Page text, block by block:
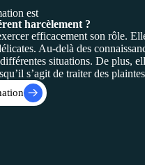
est
harcèlement ?
efficacement son rôle.
Au-delà des
situations. De plus,
s’agit de traiter des